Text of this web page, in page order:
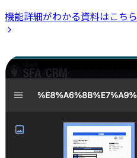
機能詳細がわかる資料はこちら